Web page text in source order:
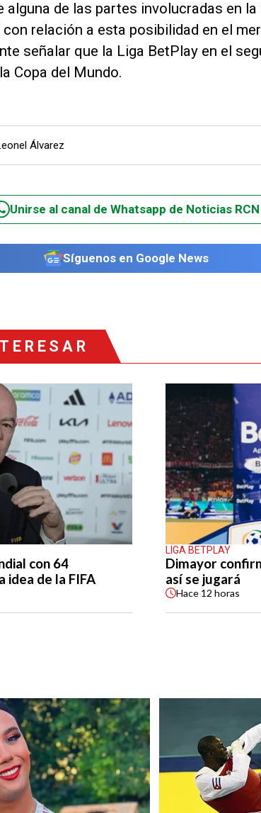
alguna de las partes involucradas en
relación a esta posibilidad en el
señalar que la Liga BetPlay en el
Copa del Mundo.
Álvarez
Unirse al canal de Whatsapp de Noticias RCN
Síguenos en Google News
con 64
idea de la FIFA
LIGA BETPLAY
Dimayor
así se jugará
Hace 12 horas